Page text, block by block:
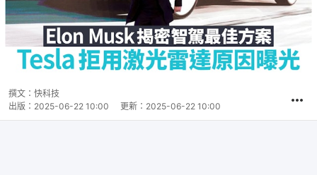
撰文： 快科技
出版： 2025-06-22 10:00 更新： 2025-06-22 10:00